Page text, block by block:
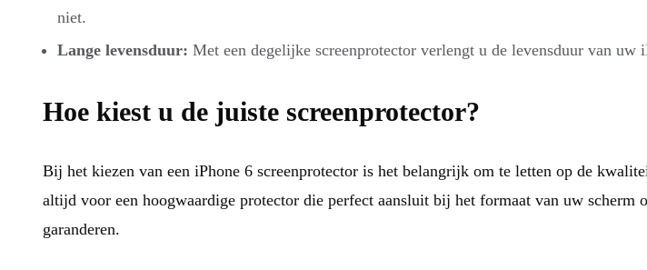
niet.
Lange levensduur: Met een degelijke screenprotector verlengt u de levensduur van uw
Hoe kiest u de juiste screenprotector?
Bij het kiezen van een iPhone 6 screenprotector is het belangrijk om te letten op de
altijd voor een hoogwaardige protector die perfect aansluit bij het formaat van uw scherm
garanderen.